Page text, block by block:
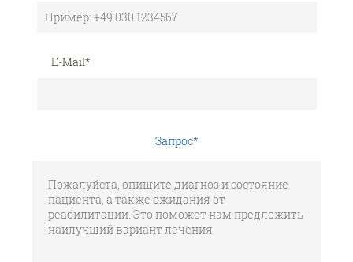
E-Mail*
Запрос*